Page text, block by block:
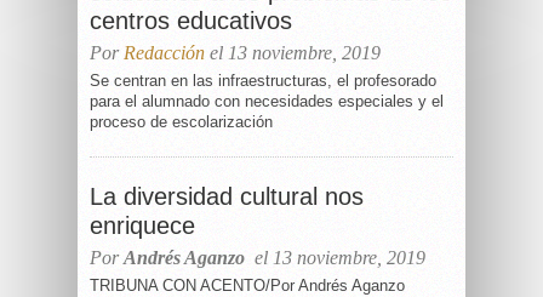
centros educativos
Por Redacción el 13 noviembre, 2019
Se centran en las infraestructuras, el profesorado
para el alumnado con necesidades especiales y el
proceso de escolarización
La diversidad cultural nos
enriquece
PorAndrés Aganzo el 13 noviembre, 2019
TRIBUNA CON ACENTO/Por Andrés Aganzo